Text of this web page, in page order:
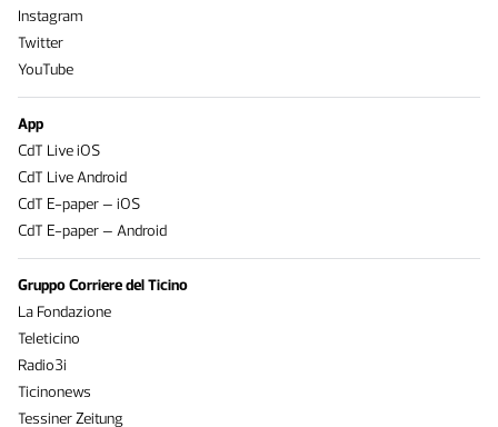
Instagram
Twitter
YouTube
App
CdT Live iOS
CdT Live Android
CdT E-paper – iOS
CdT E-paper – Android
Gruppo Corriere del Ticino
La Fondazione
Teleticino
Radio3i
Ticinonews
Tessiner Zeitung